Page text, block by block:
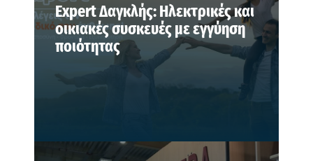
Expert Δαγκλής: Ηλεκτρικές και
οικιακές συσκευές με εγγύηση
ποιότητας